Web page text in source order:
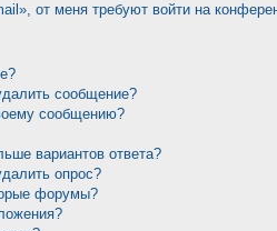
от меня требуют войти на
сообщение?
сообщению?
вариантов ответа?
опрос?
форумы?